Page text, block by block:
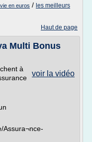
en euros / les meilleurs
Haut de page
Multi Bonus
voir la vidéo
à
Assura¬nce-